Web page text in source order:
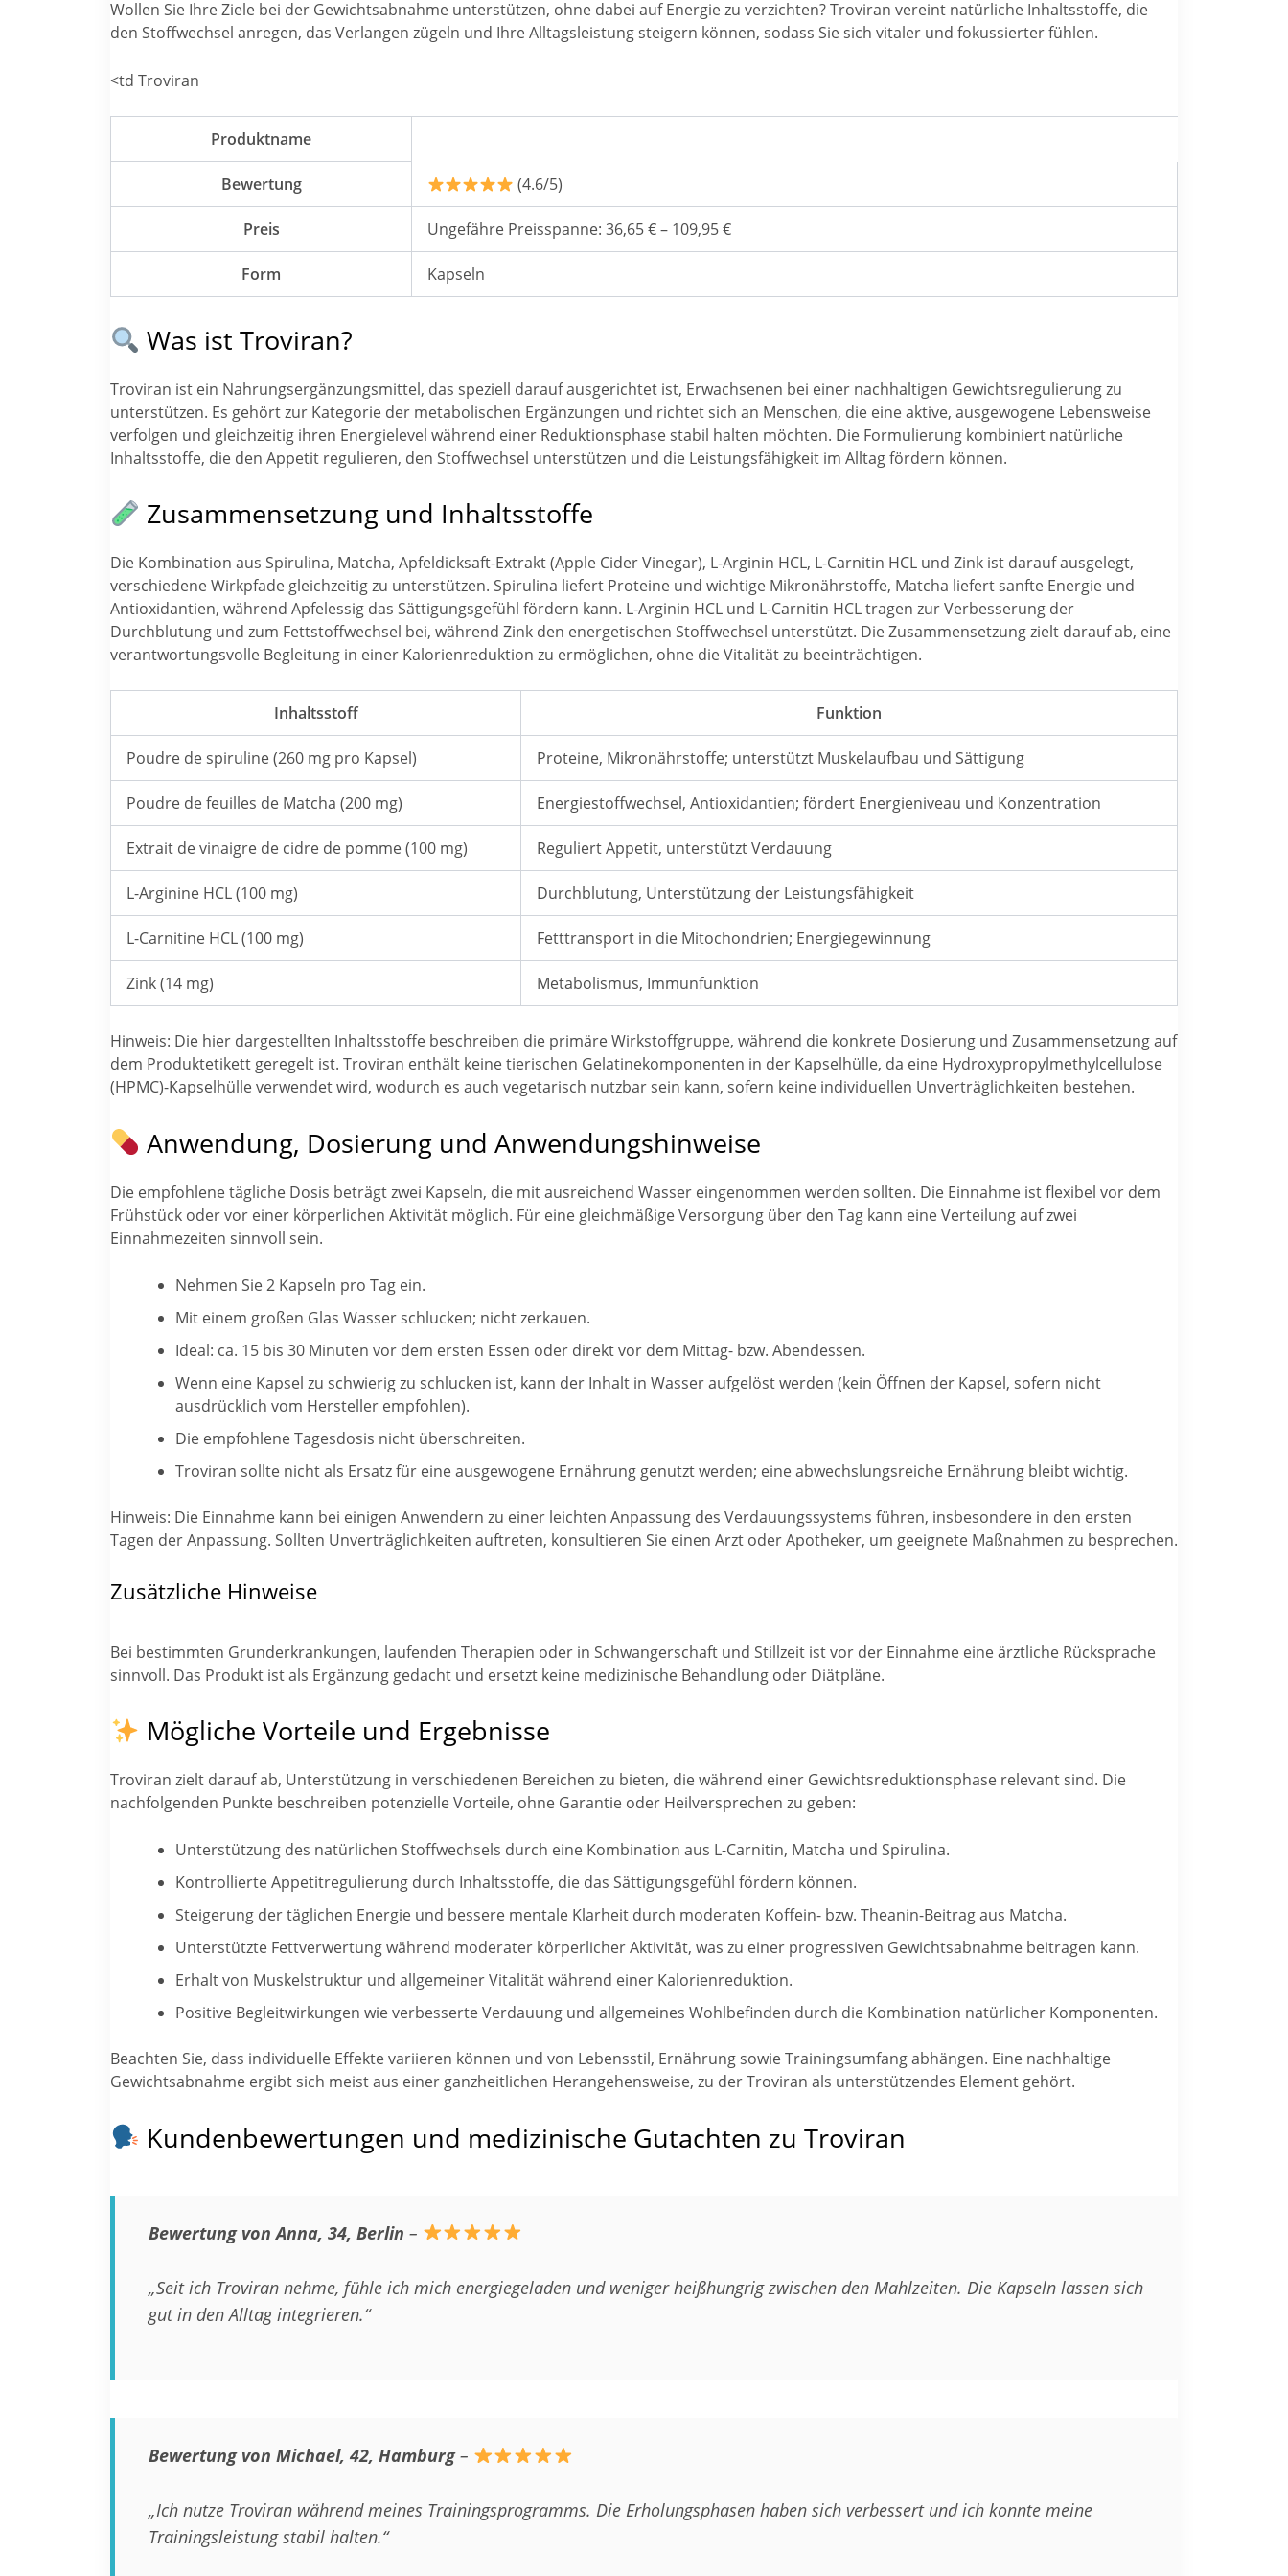
Wollen Sie Ihre Ziele bei der Gewichtsabnahme unterstützen, ohne dabei auf Energie zu verzichten? Troviran vereint natürliche Inhaltsstoffe, die
den Stoffwechsel anregen, das Verlangen zügeln und Ihre Alltagsleistung steigern können, sodass Sie sich vitaler und fokussierter fühlen.
<td Troviran
Produktname
Bewertung (4.6/5)
Preis Ungefähre Preisspanne: 36,65 € – 109,95 €
Form Kapseln
Was ist Troviran?
Troviran ist ein Nahrungsergänzungsmittel, das speziell darauf ausgerichtet ist, Erwachsenen bei einer nachhaltigen Gewichtsregulierung zu
unterstützen. Es gehört zur Kategorie der metabolischen Ergänzungen und richtet sich an Menschen, die eine aktive, ausgewogene Lebensweise
verfolgen und gleichzeitig ihren Energielevel während einer Reduktionsphase stabil halten möchten. Die Formulierung kombiniert natürliche
Inhaltsstoffe, die den Appetit regulieren, den Stoffwechsel unterstützen und die Leistungsfähigkeit im Alltag fördern können.
Zusammensetzung und Inhaltsstoffe
Die Kombination aus Spirulina, Matcha, Apfeldicksaft-Extrakt (Apple Cider Vinegar), L-Arginin HCL, L-Carnitin HCL und Zink ist darauf ausgelegt,
verschiedene Wirkpfade gleichzeitig zu unterstützen. Spirulina liefert Proteine und wichtige Mikronährstoffe, Matcha liefert sanfte Energie und
Antioxidantien, während Apfelessig das Sättigungsgefühl fördern kann. L-Arginin HCL und L-Carnitin HCL tragen zur Verbesserung der
Durchblutung und zum Fettstoffwechsel bei, während Zink den energetischen Stoffwechsel unterstützt. Die Zusammensetzung zielt darauf ab, eine
verantwortungsvolle Begleitung in einer Kalorienreduktion zu ermöglichen, ohne die Vitalität zu beeinträchtigen.
Inhaltsstoff Funktion
Poudre de spiruline (260 mg pro Kapsel) Proteine, Mikronährstoffe; unterstützt Muskelaufbau und Sättigung
Poudre de feuilles de Matcha (200 mg) Energiestoffwechsel, Antioxidantien; fördert Energieniveau und Konzentration
Extrait de vinaigre de cidre de pomme (100 mg) Reguliert Appetit, unterstützt Verdauung
L-Arginine HCL (100 mg) Durchblutung, Unterstützung der Leistungsfähigkeit
L-Carnitine HCL (100 mg) Fetttransport in die Mitochondrien; Energiegewinnung
Zink (14 mg) Metabolismus, Immunfunktion
Hinweis: Die hier dargestellten Inhaltsstoffe beschreiben die primäre Wirkstoffgruppe, während die konkrete Dosierung und Zusammensetzung auf
dem Produktetikett geregelt ist. Troviran enthält keine tierischen Gelatinekomponenten in der Kapselhülle, da eine Hydroxypropylmethylcellulose
(HPMC)-Kapselhülle verwendet wird, wodurch es auch vegetarisch nutzbar sein kann, sofern keine individuellen Unverträglichkeiten bestehen.
Anwendung, Dosierung und Anwendungshinweise
Die empfohlene tägliche Dosis beträgt zwei Kapseln, die mit ausreichend Wasser eingenommen werden sollten. Die Einnahme ist flexibel vor dem
Frühstück oder vor einer körperlichen Aktivität möglich. Für eine gleichmäßige Versorgung über den Tag kann eine Verteilung auf zwei
Einnahmezeiten sinnvoll sein.
Nehmen Sie 2 Kapseln pro Tag ein.
Mit einem großen Glas Wasser schlucken; nicht zerkauen.
Ideal: ca. 15 bis 30 Minuten vor dem ersten Essen oder direkt vor dem Mittag- bzw. Abendessen.
Wenn eine Kapsel zu schwierig zu schlucken ist, kann der Inhalt in Wasser aufgelöst werden (kein Öffnen der Kapsel, sofern nicht
ausdrücklich vom Hersteller empfohlen).
Die empfohlene Tagesdosis nicht überschreiten.
Troviran sollte nicht als Ersatz für eine ausgewogene Ernährung genutzt werden; eine abwechslungsreiche Ernährung bleibt wichtig.
Hinweis: Die Einnahme kann bei einigen Anwendern zu einer leichten Anpassung des Verdauungssystems führen, insbesondere in den ersten
Tagen der Anpassung. Sollten Unverträglichkeiten auftreten, konsultieren Sie einen Arzt oder Apotheker, um geeignete Maßnahmen zu besprechen.
Zusätzliche Hinweise
Bei bestimmten Grunderkrankungen, laufenden Therapien oder in Schwangerschaft und Stillzeit ist vor der Einnahme eine ärztliche Rücksprache
sinnvoll. Das Produkt ist als Ergänzung gedacht und ersetzt keine medizinische Behandlung oder Diätpläne.
Mögliche Vorteile und Ergebnisse
Troviran zielt darauf ab, Unterstützung in verschiedenen Bereichen zu bieten, die während einer Gewichtsreduktionsphase relevant sind. Die
nachfolgenden Punkte beschreiben potenzielle Vorteile, ohne Garantie oder Heilversprechen zu geben:
Unterstützung des natürlichen Stoffwechsels durch eine Kombination aus L-Carnitin, Matcha und Spirulina.
Kontrollierte Appetitregulierung durch Inhaltsstoffe, die das Sättigungsgefühl fördern können.
Steigerung der täglichen Energie und bessere mentale Klarheit durch moderaten Koffein- bzw. Theanin-Beitrag aus Matcha.
Unterstützte Fettverwertung während moderater körperlicher Aktivität, was zu einer progressiven Gewichtsabnahme beitragen kann.
Erhalt von Muskelstruktur und allgemeiner Vitalität während einer Kalorienreduktion.
Positive Begleitwirkungen wie verbesserte Verdauung und allgemeines Wohlbefinden durch die Kombination natürlicher Komponenten.
Beachten Sie, dass individuelle Effekte variieren können und von Lebensstil, Ernährung sowie Trainingsumfang abhängen. Eine nachhaltige
Gewichtsabnahme ergibt sich meist aus einer ganzheitlichen Herangehensweise, zu der Troviran als unterstützendes Element gehört.
Kundenbewertungen und medizinische Gutachten zu Troviran
Bewertung von Anna, 34, Berlin –
„Seit ich Troviran nehme, fühle ich mich energiegeladen und weniger heißhungrig zwischen den Mahlzeiten. Die Kapseln lassen sich
gut in den Alltag integrieren.“
Bewertung von Michael, 42, Hamburg–
„Ich nutze Troviran während meines Trainingsprogramms. Die Erholungsphasen haben sich verbessert und ich konnte meine
Trainingsleistung stabil halten.“